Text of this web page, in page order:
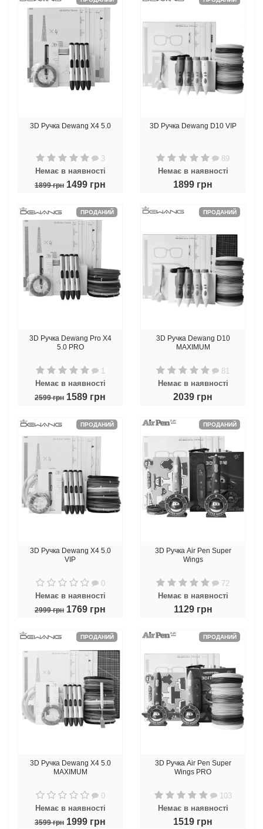
3D Ручка Dewang X4 5.0
3
Немає в наявності
1899 грн 1499 грн
3D Ручка Dewang D10 VIP
89
Немає в наявності
1899 грн
ПРОДАНИЙ
3D Ручка Dewang Pro X4
5.0 PRO
1
Немає в наявності
2599 грн 1589 грн
ПРОДАНИЙ
3D Ручка Dewang D10
MAXIMUM
81
Немає в наявності
2039 грн
ПРОДАНИЙ
3D Ручка Dewang X4 5.0
VIP
0
Немає в наявності
2999 грн 1769 грн
ПРОДАНИЙ
3D Ручка Air Pen Super
Wings
72
Немає в наявності
1129 грн
ПРОДАНИЙ
3D Ручка Dewang X4 5.0
MAXIMUM
0
Немає в наявності
3599 грн 1999 грн
ПРОДАНИЙ
3D Ручка Air Pen Super
Wings PRO
103
Немає в наявності
1519 грн